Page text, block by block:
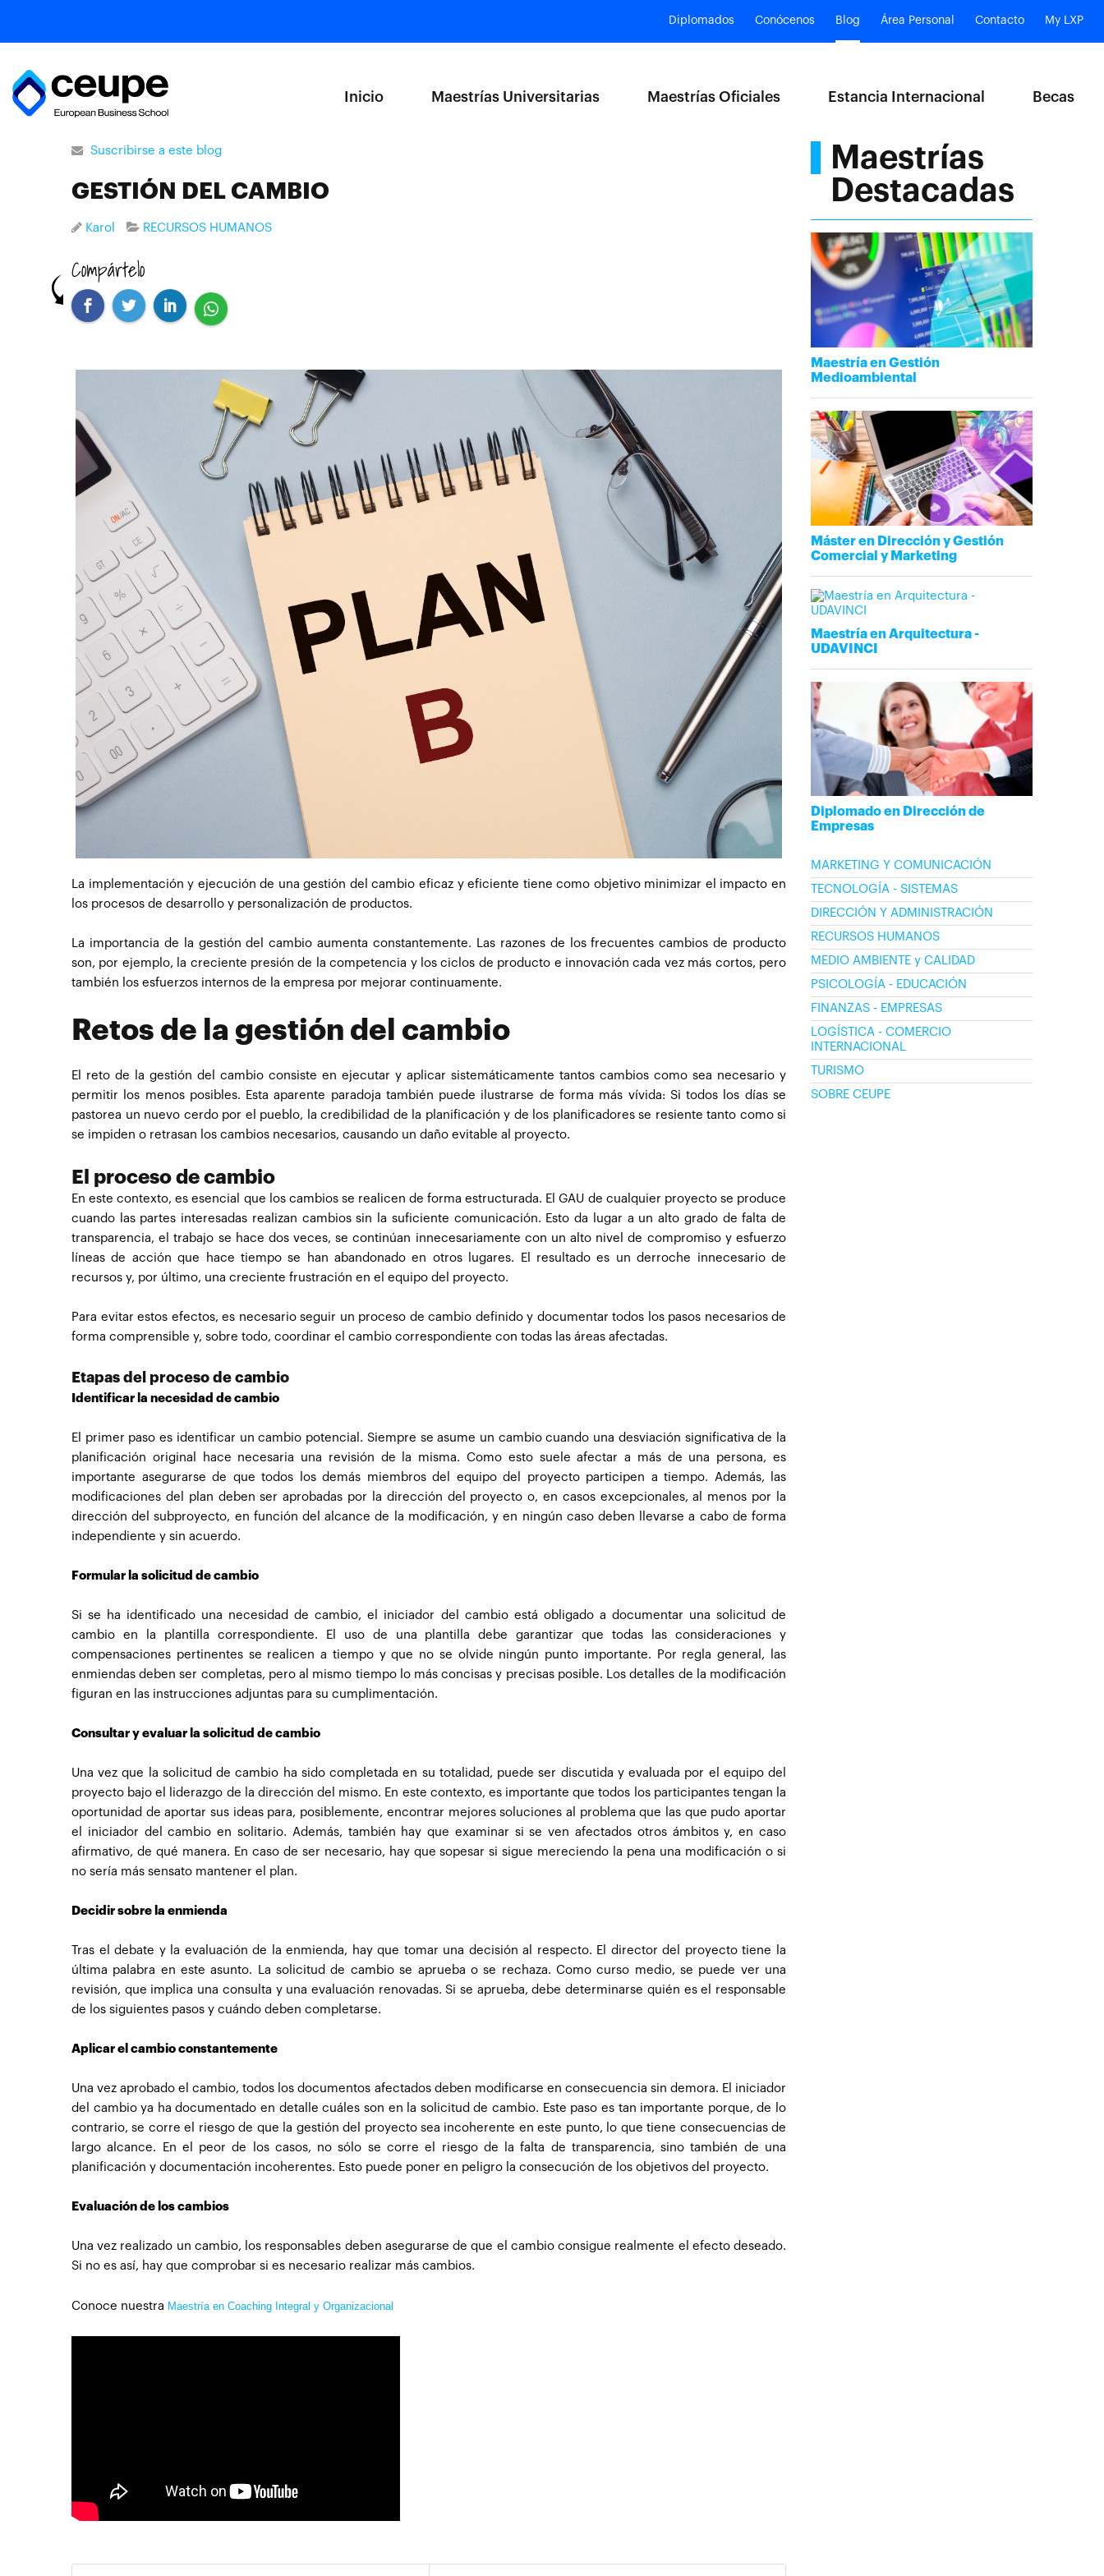
Diplomados Conócenos Blog Área Personal Contacto My LXP
Inicio Maestrías Universitarias Maestrías Oficiales Estancia Internacional Becas
Suscribirse a este blog
GESTIÓN DEL CAMBIO
Karol RECURSOS HUMANOS
Compártelo
La implementación y ejecución de una gestión del cambio eficaz y eficiente tiene como objetivo minimizar el impacto en
los procesos de desarrollo y personalización de productos.
La importancia de la gestión del cambio aumenta constantemente. Las razones de los frecuentes cambios de producto
son, por ejemplo, la creciente presión de la competencia y los ciclos de producto e innovación cada vez más cortos, pero
también los esfuerzos internos de la empresa por mejorar continuamente.
Retos de la gestión del cambio
El reto de la gestión del cambio consiste en ejecutar y aplicar sistemáticamente tantos cambios como sea necesario y
permitir los menos posibles. Esta aparente paradoja también puede ilustrarse de forma más vívida: Si todos los días se
pastorea un nuevo cerdo por el pueblo, la credibilidad de la planificación y de los planificadores se resiente tanto como si
se impiden o retrasan los cambios necesarios, causando un daño evitable al proyecto.
El proceso de cambio
En este contexto, es esencial que los cambios se realicen de forma estructurada. El GAU de cualquier proyecto se produce
cuando las partes interesadas realizan cambios sin la suficiente comunicación. Esto da lugar a un alto grado de falta de
transparencia, el trabajo se hace dos veces, se continúan innecesariamente con un alto nivel de compromiso y esfuerzo
líneas de acción que hace tiempo se han abandonado en otros lugares. El resultado es un derroche innecesario de
recursos y, por último, una creciente frustración en el equipo del proyecto.
Para evitar estos efectos, es necesario seguir un proceso de cambio definido y documentar todos los pasos necesarios de
forma comprensible y, sobre todo, coordinar el cambio correspondiente con todas las áreas afectadas.
Etapas del proceso de cambio
Identificar la necesidad de cambio
El primer paso es identificar un cambio potencial. Siempre se asume un cambio cuando una desviación significativa de la
planificación original hace necesaria una revisión de la misma. Como esto suele afectar a más de una persona, es
importante asegurarse de que todos los demás miembros del equipo del proyecto participen a tiempo. Además, las
modificaciones del plan deben ser aprobadas por la dirección del proyecto o, en casos excepcionales, al menos por la
dirección del subproyecto, en función del alcance de la modificación, y en ningún caso deben llevarse a cabo de forma
independiente y sin acuerdo.
Formular la solicitud de cambio
Si se ha identificado una necesidad de cambio, el iniciador del cambio está obligado a documentar una solicitud de
cambio en la plantilla correspondiente. El uso de una plantilla debe garantizar que todas las consideraciones y
compensaciones pertinentes se realicen a tiempo y que no se olvide ningún punto importante. Por regla general, las
enmiendas deben ser completas, pero al mismo tiempo lo más concisas y precisas posible. Los detalles de la modificación
figuran en las instrucciones adjuntas para su cumplimentación.
Consultar y evaluar la solicitud de cambio
Una vez que la solicitud de cambio ha sido completada en su totalidad, puede ser discutida y evaluada por el equipo del
proyecto bajo el liderazgo de la dirección del mismo. En este contexto, es importante que todos los participantes tengan la
oportunidad de aportar sus ideas para, posiblemente, encontrar mejores soluciones al problema que las que pudo aportar
el iniciador del cambio en solitario. Además, también hay que examinar si se ven afectados otros ámbitos y, en caso
afirmativo, de qué manera. En caso de ser necesario, hay que sopesar si sigue mereciendo la pena una modificación o si
no sería más sensato mantener el plan.
Decidir sobre la enmienda
Tras el debate y la evaluación de la enmienda, hay que tomar una decisión al respecto. El director del proyecto tiene la
última palabra en este asunto. La solicitud de cambio se aprueba o se rechaza. Como curso medio, se puede ver una
revisión, que implica una consulta y una evaluación renovadas. Si se aprueba, debe determinarse quién es el responsable
de los siguientes pasos y cuándo deben completarse.
Aplicar el cambio constantemente
Una vez aprobado el cambio, todos los documentos afectados deben modificarse en consecuencia sin demora. El iniciador
del cambio ya ha documentado en detalle cuáles son en la solicitud de cambio. Este paso es tan importante porque, de lo
contrario, se corre el riesgo de que la gestión del proyecto sea incoherente en este punto, lo que tiene consecuencias de
largo alcance. En el peor de los casos, no sólo se corre el riesgo de la falta de transparencia, sino también de una
planificación y documentación incoherentes. Esto puede poner en peligro la consecución de los objetivos del proyecto.
Evaluación de los cambios
Una vez realizado un cambio, los responsables deben asegurarse de que el cambio consigue realmente el efecto deseado.
Si no es así, hay que comprobar si es necesario realizar más cambios.
Conoce nuestra Maestría en Coaching Integral y Organizacional
Maestrías
Destacadas
Maestría en Gestión
Medioambiental
Máster en Dirección y Gestión
Comercial y Marketing
Maestría en Arquitectura -
UDAVINCI
Diplomado en Dirección de
Empresas
MARKETING Y COMUNICACIÓN
TECNOLOGÍA - SISTEMAS
DIRECCIÓN Y ADMINISTRACIÓN
RECURSOS HUMANOS
MEDIO AMBIENTE y CALIDAD
PSICOLOGÍA - EDUCACIÓN
FINANZAS - EMPRESAS
LOGÍSTICA - COMERCIO
INTERNACIONAL
TURISMO
SOBRE CEUPE